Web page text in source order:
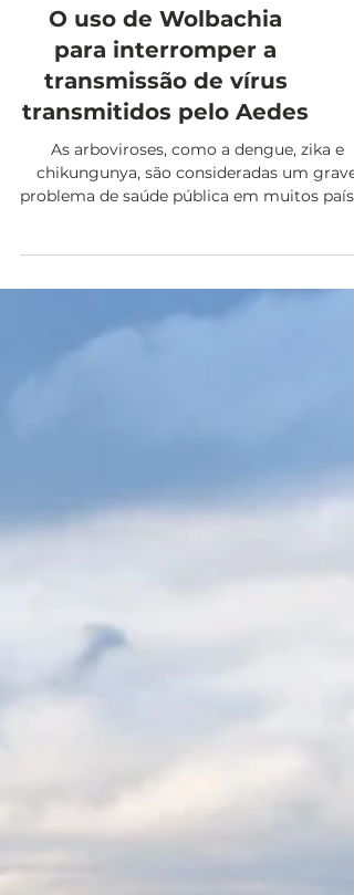
O uso de Wolbachia
para interromper a
transmissão de vírus
transmitidos pelo Aedes
chikungunya, são consideradas um grave
problema de saúde pública em muitos